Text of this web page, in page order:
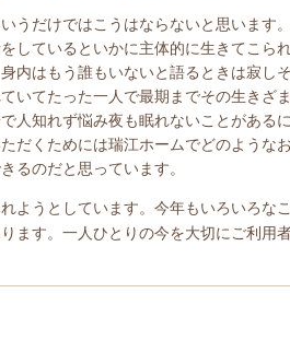
うだけではこうはならないと思います
しているといかに主体的に生きてこら
内はもう誰もいないと語るときは寂し
いてたった一人で最期までその生きざ
人知れず悩み夜も眠れないことがある
だくためには瑞江ホームでどのような
るのだと思っています。
ようとしています。今年もいろいろな
ます。一人ひとりの今を大切にご利用